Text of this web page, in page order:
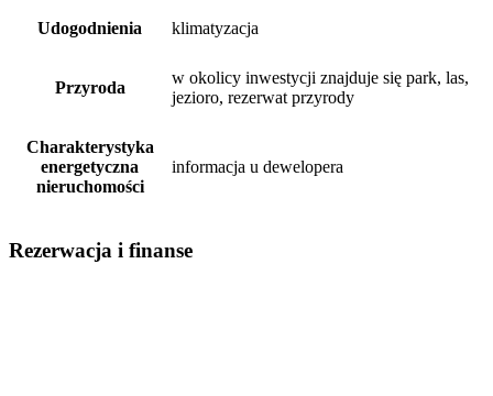
Udogodnienia klimatyzacja
Przyroda
w okolicy inwestycji znajduje się park, las,
jezioro, rezerwat przyrody
Charakterystyka
energetyczna
nieruchomości
informacja u dewelopera
Rezerwacja i finanse